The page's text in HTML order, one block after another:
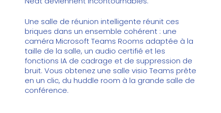
Une salle de réunion intelligente réunit ces
briques dans un ensemble cohérent : une
caméra Microsoft Teams Rooms adaptée à la
taille de la salle, un audio certifié et les
fonctions IA de cadrage et de suppression de
bruit. Vous obtenez une salle visio Teams prête
en un clic, du huddle room à la grande salle de
conférence.